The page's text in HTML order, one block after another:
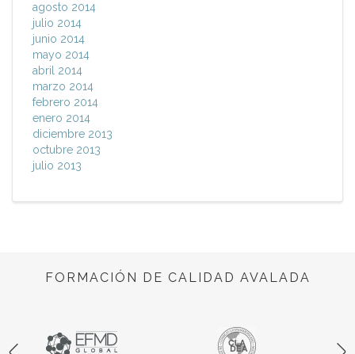
agosto 2014
julio 2014
junio 2014
mayo 2014
abril 2014
marzo 2014
febrero 2014
enero 2014
diciembre 2013
octubre 2013
julio 2013
FORMACIÓN DE CALIDAD AVALADA